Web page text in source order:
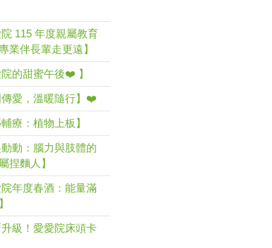
115 年度親屬教育
業伴長輩走更遠】
的甜蜜午後❤️ 】
傳愛，溫暖隨行】❤️
療：植物上板】
動：腦力與肢體的
捏麵人】
年度春酒：能量滿
級！愛愛院床頭卡